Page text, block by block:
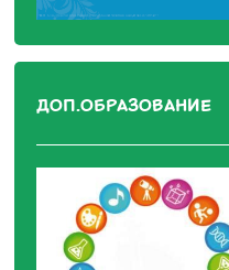
ДОП.ОБРАЗОВАНИЕ